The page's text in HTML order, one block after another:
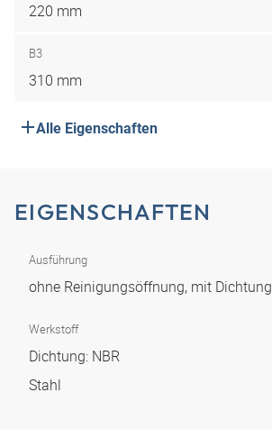
220 mm
B3
310 mm
Alle Eigenschaften
EIGENSCHAFTEN
Ausführung
ohne Reinigungsöffnung, mit Dichtung
Werkstoff
Dichtung: NBR
Stahl